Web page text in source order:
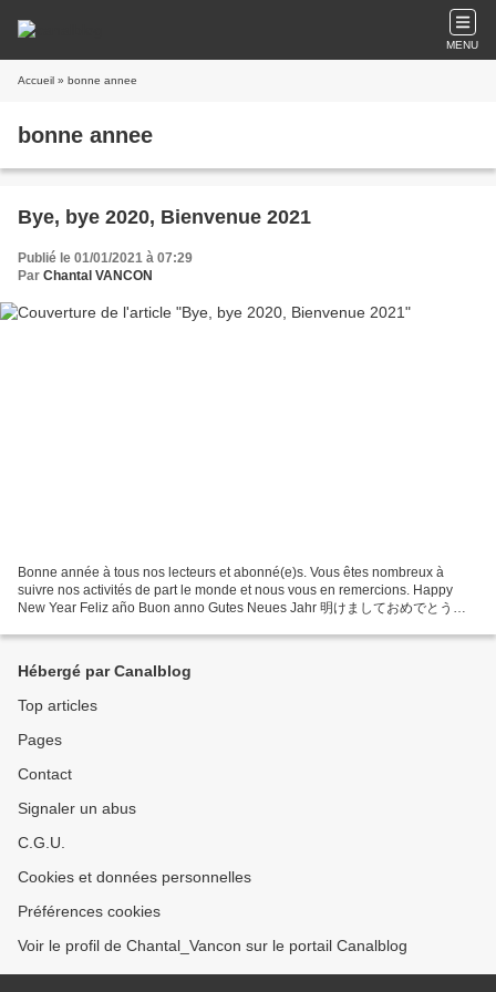
MENU
Accueil » bonne annee
bonne annee
Bye, bye 2020, Bienvenue 2021
Publié le 01/01/2021 à 07:29
Par Chantal VANCON
Bonne année à tous nos lecteurs et abonné(e)s. Vous êtes nombreux à
suivre nos activités de part le monde et nous vous en remercions. Happy
New Year Feliz año Buon anno Gutes Neues Jahr 明けましておめでとうご
Hébergé par Canalblog
Top articles
Pages
Contact
Signaler un abus
C.G.U.
Cookies et données personnelles
Préférences cookies
Voir le profil de Chantal_Vancon sur le portail Canalblog